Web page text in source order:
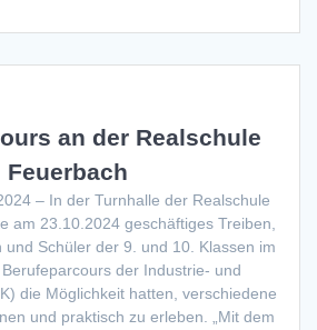
an der Realschule
Feuerbach
– In der Turnhalle der Realschule
am 23.10.2024 geschäftiges Treiben,
und Schüler der 9. und 10. Klassen im
der Industrie- und
die Möglichkeit hatten, verschiedene
und praktisch zu erleben. „Mit dem